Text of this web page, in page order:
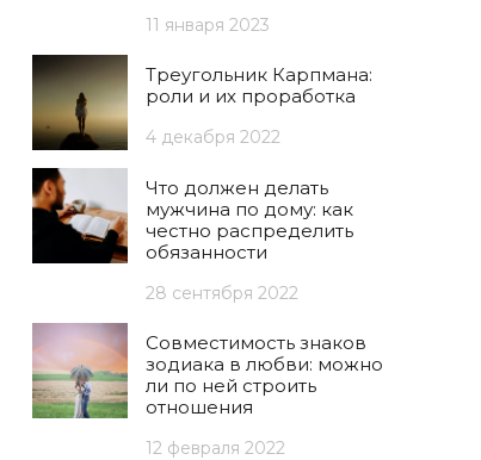
11 января 2023
Треугольник Карпмана:
роли и их проработка
4 декабря 2022
Что должен делать
мужчина по дому: как
честно распределить
обязанности
28 сентября 2022
Совместимость знаков
зодиака в любви: можно
ли по ней строить
отношения
12 февраля 2022